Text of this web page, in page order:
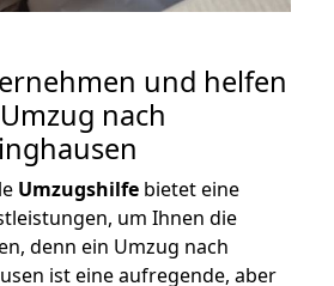
und helfen
nach
Umzugshilfe bietet eine
um Ihnen die
denn ein Umzug nach
ist eine aufregende, aber